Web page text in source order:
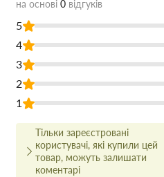
на основі 0 відгуків
5
4
3
2
1
Тільки зареєстровані
користувачі, які купили цей
товар, можуть залишати
коментарі